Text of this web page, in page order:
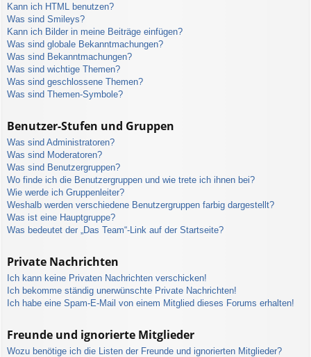
Kann ich HTML benutzen?
Was sind Smileys?
Kann ich Bilder in meine Beiträge einfügen?
Was sind globale Bekanntmachungen?
Was sind Bekanntmachungen?
Was sind wichtige Themen?
Was sind geschlossene Themen?
Was sind Themen-Symbole?
Benutzer-Stufen und Gruppen
Was sind Administratoren?
Was sind Moderatoren?
Was sind Benutzergruppen?
Wo finde ich die Benutzergruppen und wie trete ich ihnen bei?
Wie werde ich Gruppenleiter?
Weshalb werden verschiedene Benutzergruppen farbig dargestellt?
Was ist eine Hauptgruppe?
Was bedeutet der „Das Team“-Link auf der Startseite?
Private Nachrichten
Ich kann keine Privaten Nachrichten verschicken!
Ich bekomme ständig unerwünschte Private Nachrichten!
Ich habe eine Spam-E-Mail von einem Mitglied dieses Forums erhalten!
Freunde und ignorierte Mitglieder
Wozu benötige ich die Listen der Freunde und ignorierten Mitglieder?